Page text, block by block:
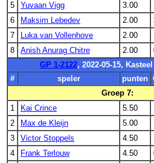
5
Yuvaan Vigg 3.00
6
Maksim Lebedev 2.00
7
Luka van Vollenhove 2.00
8
Anish Anurag Chitre 2.00
GP 1-2122, 2022-05-15,
#
speler punten
Groep 7:
1
Kai Crince 5.50
2
Max de Kleijn 5.00
3
Victor Stoppels 4.50
4
Frank Terlouw 4.50